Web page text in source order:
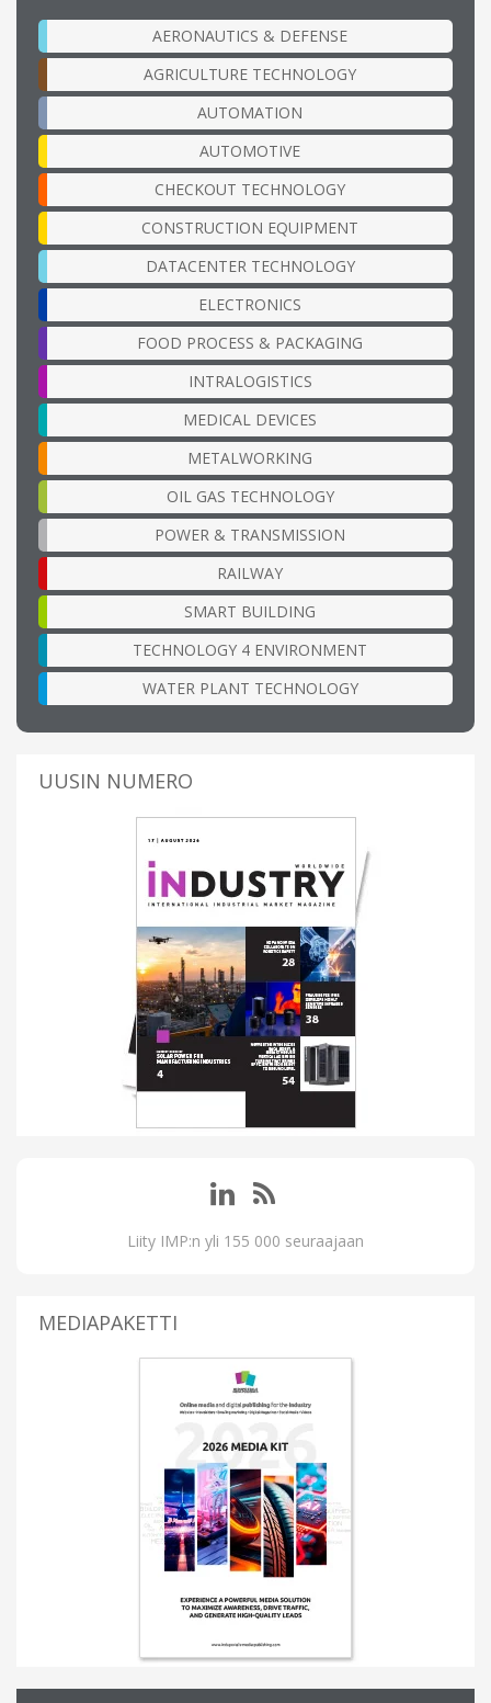
AERONAUTICS & DEFENSE
AGRICULTURE TECHNOLOGY
AUTOMATION
AUTOMOTIVE
CHECKOUT TECHNOLOGY
CONSTRUCTION EQUIPMENT
DATACENTER TECHNOLOGY
ELECTRONICS
FOOD PROCESS & PACKAGING
INTRALOGISTICS
MEDICAL DEVICES
METALWORKING
OIL GAS TECHNOLOGY
POWER & TRANSMISSION
RAILWAY
SMART BUILDING
TECHNOLOGY 4 ENVIRONMENT
WATER PLANT TECHNOLOGY
UUSIN NUMERO
Liity IMP:n yli 155 000 seuraajaan
MEDIAPAKETTI